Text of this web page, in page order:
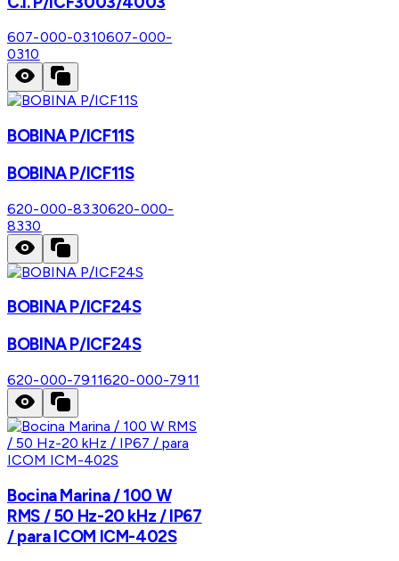
607-000-0310607-000-
0310
BOBINA P/ICF11S
BOBINA P/ICF11S
620-000-8330620-000-
8330
BOBINA P/ICF24S
BOBINA P/ICF24S
620-000-7911620-000-7911
Bocina Marina / 100 W
RMS / 50 Hz-20 kHz / IP67
/ para ICOM ICM-402S